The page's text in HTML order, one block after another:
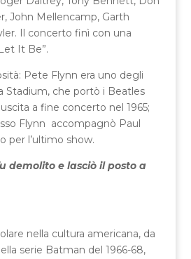
John Mellencamp, Garth
Il concerto finì con una
It Be”.
Pete Flynn era uno degli
Stadium, che portò i Beatles
a fine concerto nel 1965;
Flynn accompagnò Paul
per l’ultimo show.
demolito e lasciò il posto a
nella cultura americana, da
serie Batman del 1966-68,